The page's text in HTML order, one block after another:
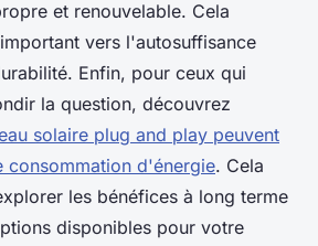
et renouvelable. Cela
vers l'autosuffisance
Enfin, pour ceux qui
la question, découvrez
solaire plug and play peuvent
consommation d'énergie. Cela
les bénéfices à long terme
disponibles pour votre